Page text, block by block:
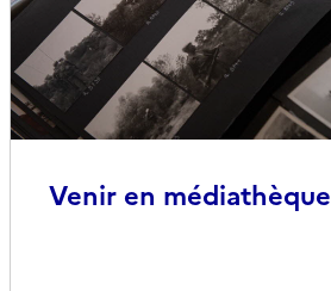
Venir en médiathèque